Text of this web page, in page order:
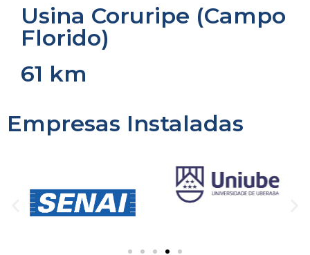
Usina Coruripe (Campo
Florido)
61 km
Empresas Instaladas